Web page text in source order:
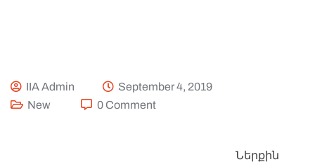
IIA Admin
September 4, 2019
New
0 Comment
Ներքին